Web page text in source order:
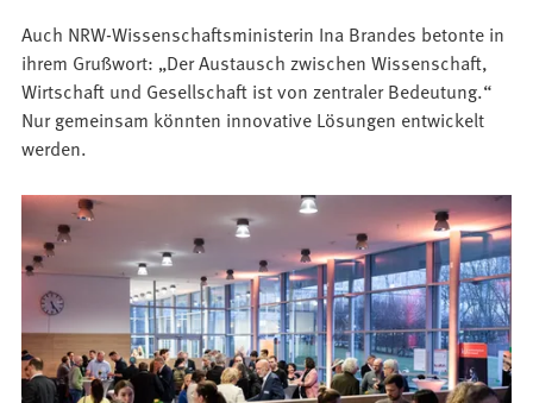
Auch NRW-Wissenschaftsministerin Ina Brandes betonte in
ihrem Grußwort: „Der Austausch zwischen Wissenschaft,
Wirtschaft und Gesellschaft ist von zentraler Bedeutung.“
Nur gemeinsam könnten innovative Lösungen entwickelt
werden.